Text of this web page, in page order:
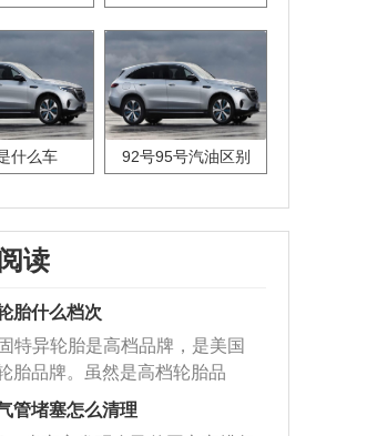
什么车 92号95号汽油区别
读
胎什么档次
特异轮胎是高档品牌，是美国
胎品牌。虽然是高档轮胎品
中高低端的轮胎都有生产，这
更好的开拓市场。
管堵塞怎么清理